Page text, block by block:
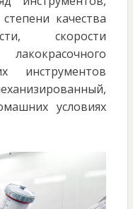
качества
скорости
инструментов
условиях